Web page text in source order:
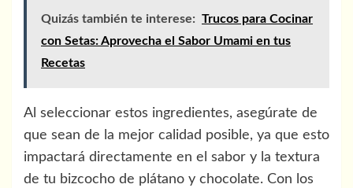
Quizás también te interese: Trucos para Cocinar
con Setas: Aprovecha el Sabor Umami en tus
Recetas
Al seleccionar estos ingredientes, asegúrate de
que sean de la mejor calidad posible, ya que esto
impactará directamente en el sabor y la textura
de tu bizcocho de plátano y chocolate. Con los